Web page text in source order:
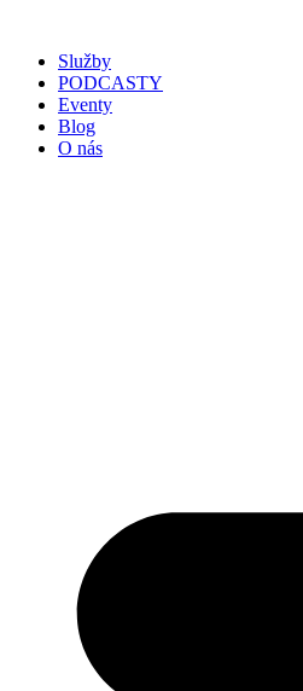
Služby
PODCASTY
Eventy
Blog
O nás